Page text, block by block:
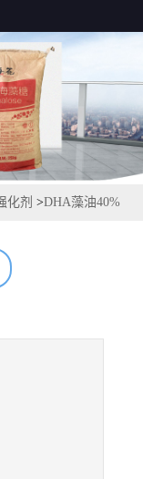
化剂 >DHA藻油40%